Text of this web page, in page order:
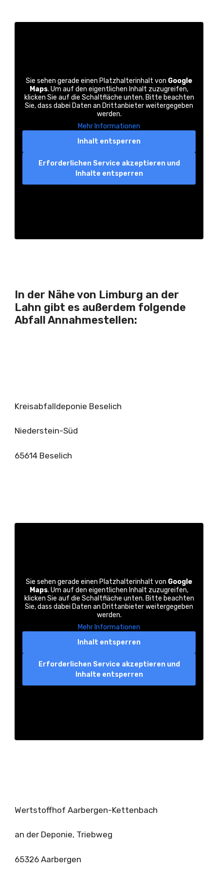
Sie sehen gerade einen Platzhalterinhalt von Google
Maps. Um auf den eigentlichen Inhalt zuzugreifen,
klicken Sie auf die Schaltfläche unten. Bitte beachten
Sie, dass dabei Daten an Drittanbieter weitergegeben
werden.
Mehr Informationen
Inhalt entsperren
Erforderlichen Service akzeptieren und
Inhalte entsperren
In der Nähe von Limburg an der
Lahn gibt es außerdem folgende
Abfall Annahmestellen:
Kreisabfalldeponie Beselich
Niederstein-Süd
65614 Beselich
Sie sehen gerade einen Platzhalterinhalt von Google
Maps. Um auf den eigentlichen Inhalt zuzugreifen,
klicken Sie auf die Schaltfläche unten. Bitte beachten
Sie, dass dabei Daten an Drittanbieter weitergegeben
werden.
Mehr Informationen
Inhalt entsperren
Erforderlichen Service akzeptieren und
Inhalte entsperren
Wertstoffhof Aarbergen-Kettenbach
an der Deponie, Triebweg
65326 Aarbergen